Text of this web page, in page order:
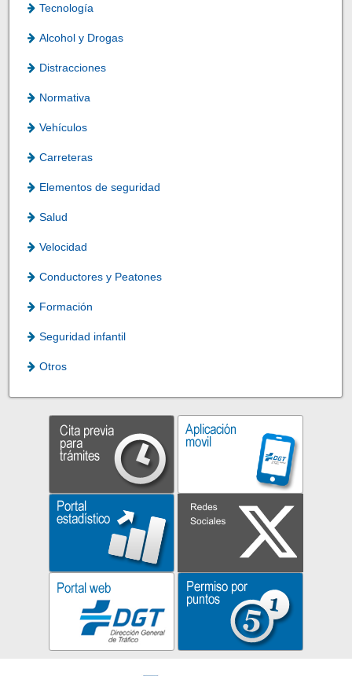
Tecnología
Alcohol y Drogas
Distracciones
Normativa
Vehículos
Carreteras
Elementos de seguridad
Salud
Velocidad
Conductores y Peatones
Formación
Seguridad infantil
Otros